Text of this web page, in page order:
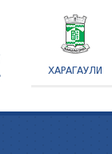
ХАРАГАУЛИ